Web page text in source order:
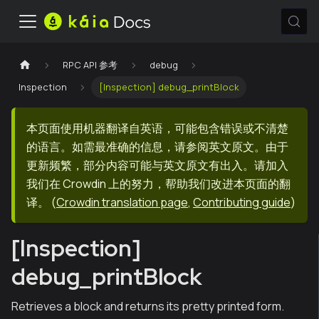
RPC API 参考
debug
Inspection
[Inspection] debug_printBlock
本页面使用机器翻译自英语，可能包含错误或不清楚
的语言。如需最准确的信息，请参阅英文原文。由于
更新频繁，部分内容可能与英文原文有出入。请加入
我们在 Crowdin 上的努力，帮助我们改进本页面的翻
译。
(Crowdin translation page, Contributing guide)
[Inspection]
debug_printBlock
Retrieves a block and returns its pretty printed form.